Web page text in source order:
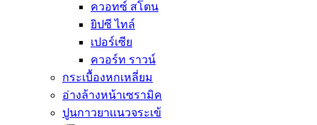
ควอทซ์ สโตน
ยิปซี ไทล์
เปอร์เซีย
ควอร์ท ราวน์
กระเบื้องหกเหลี่ยม
อ่างล้างหน้าเซรามิค
ปูนกาวยาเเนวจระเข้